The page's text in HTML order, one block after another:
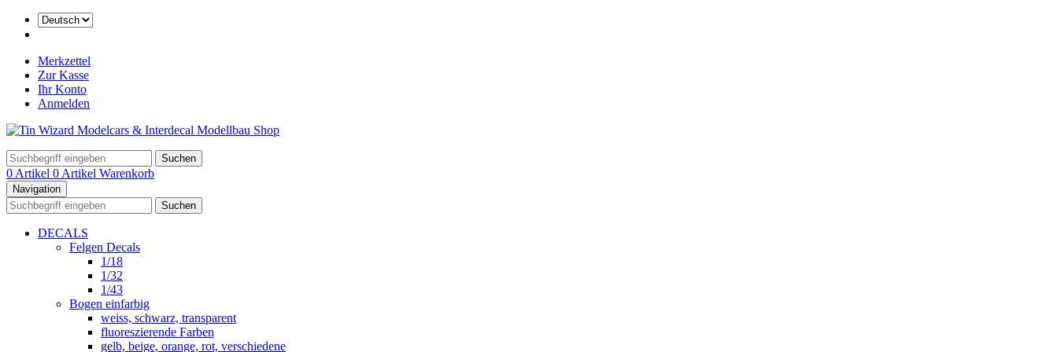
Merkzettel
Zur Kasse
Ihr Konto
Anmelden
Suchen
0 Artikel 0 Artikel Warenkorb
Navigation
Suchen
DECALS
Felgen Decals
1/18
1/32
1/43
Bogen einfarbig
weiss, schwarz, transparent
fluoreszierende Farben
gelb, beige, orange, rot, verschiedene